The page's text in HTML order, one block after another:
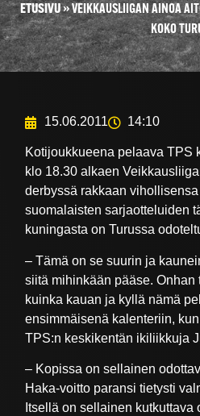
ETUSIVU»VEIKKAUSLIIGAN AINOA
KOKO
15.06.2011 14:10
Kotijoukkueena pelaava TPS
klo 18.30 alkaen
derbyssä rakkaan
suomalaisten sarjaotteluiden
kuningasta on Turussa
– Tämä on se suurin ja
siitä mihinkään pääse. Onhan
kuinka kauan ja kyllä nämä
ensimmäisenä kalenteriin,
TPS:n keskikentän ikiliikkuja
– Kopissa on sellainen
Haka-voitto paransi tietysti
Itsellä on sellainen kutkuttava